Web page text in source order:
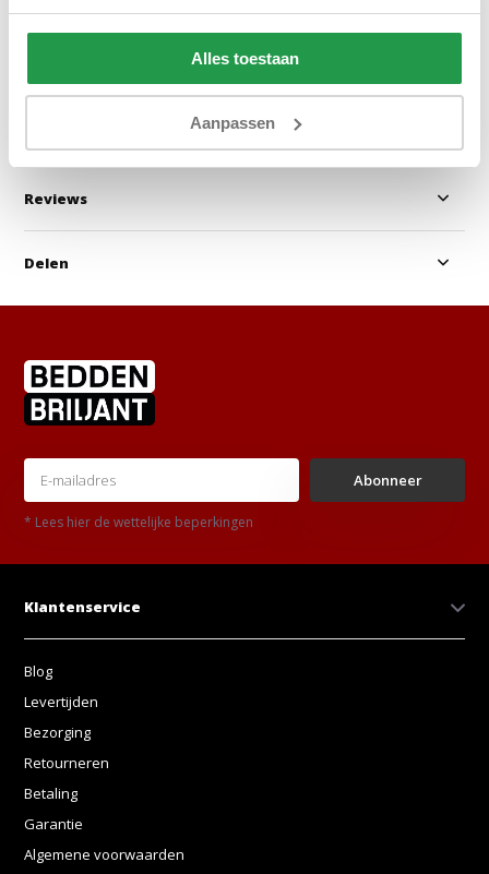
Alles toestaan
Aanpassen
Bekijken Bekijken
Reviews
Delen
Abonneer
* Lees hier de wettelijke beperkingen
Klantenservice
Blog
Levertijden
Bezorging
Retourneren
Betaling
Garantie
Algemene voorwaarden